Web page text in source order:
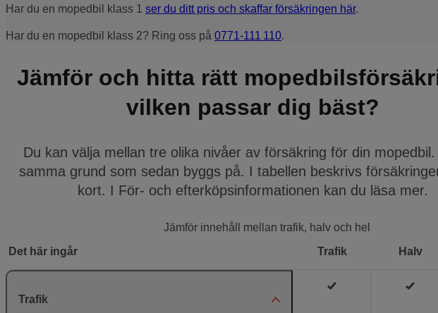
Har du en mopedbil klass 1 ser du ditt pris och skaffar försäkringen här.
Har du en mopedbil klass 2? Ring oss på 0771‑111 110.
Jämför och hitta rätt
vilken passar dig bäst?
Du kan välja mellan tre olika nivåer av försäkring för din
samma grund som sedan byggs på. I tabellen beskrivs
kort. I För- och efterköps­informationen kan du läsa mer.
Jämför innehåll mellan trafik, halv och hel
Det här ingår
Trafik Halv
Trafik